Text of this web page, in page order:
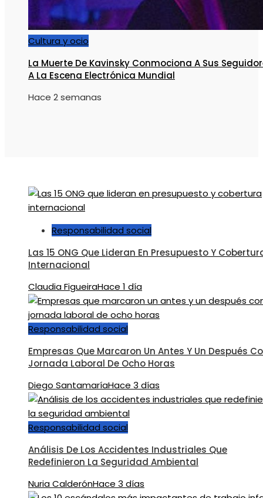
Cultura y ocio
La Muerte De Kavinsky Conmociona A Sus
A La Escena Electrónica Mundial
Hace 2 semanas
Responsabilidad social
Las 15 ONG Que Lideran En Presupuesto Y
Internacional
Claudia FigueiraHace 1 día
Responsabilidad social
Empresas Que Marcaron Un Antes Y Un Después
Jornada Laboral De Ocho Horas
Diego SantamaríaHace 3 días
Responsabilidad social
Análisis De Los Accidentes Industriales Que
Redefinieron La Seguridad Ambiental
Nuria CalderónHace 3 días